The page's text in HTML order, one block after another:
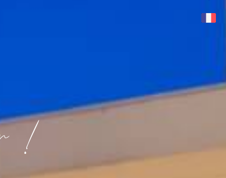
n !